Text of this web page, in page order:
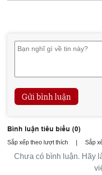
Gửi bình luận
Bình luận tiêu biểu (0)
Sắp xếp theo lượt thích Sắp
Chưa có bình luận. Hãy